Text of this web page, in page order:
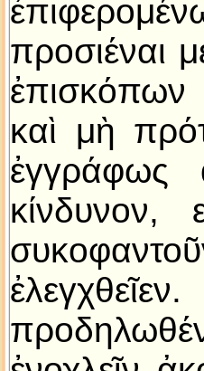
προσιέναι
ἐπισκόπων
καὶ μὴ
ἐγγράφως